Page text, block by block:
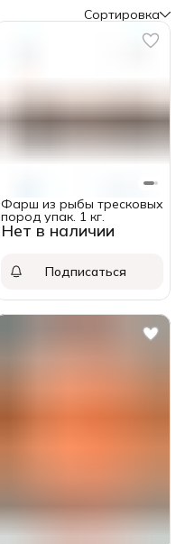
Сортировка
Нет в наличии
Фарш из рыбы тресковых
пород упак. 1 кг.
Подписаться